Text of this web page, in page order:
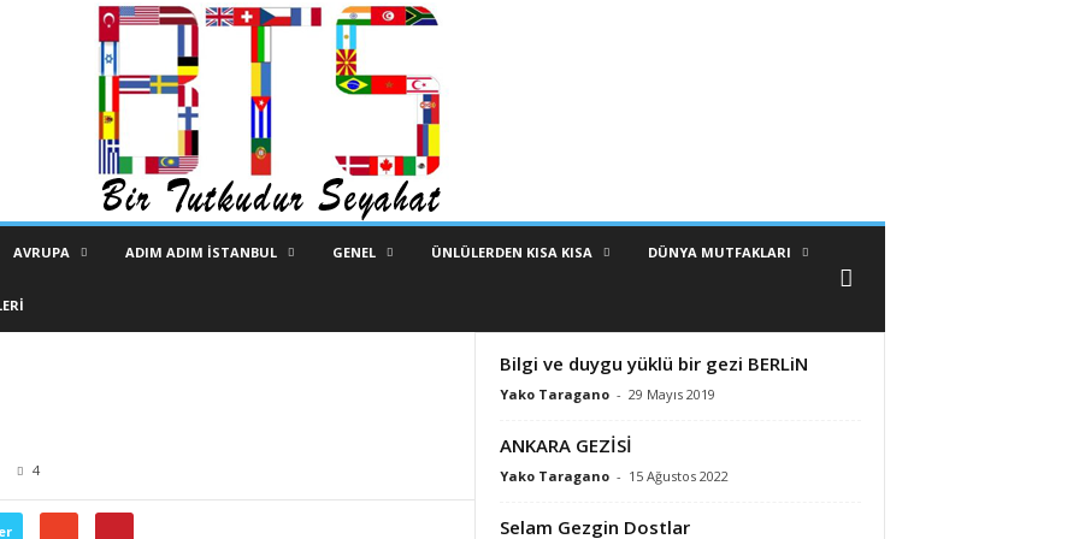
AVRUPA ADIM ADIM İSTANBUL GENEL ÜNLÜLERDEN KISA KISA DÜNYA MUTFAKLARI
4
Bilgi ve duygu yüklü bir gezi BERLiN
Yako Taragano - 29 Mayıs 2019
ANKARA GEZİSİ
Yako Taragano - 15 Ağustos 2022
Selam Gezgin Dostlar